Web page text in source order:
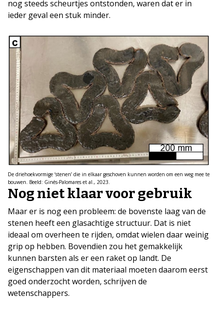
nog steeds scheurtjes ontstonden, waren dat er in
ieder geval een stuk minder.
De driehoekvormige ‘stenen’ die in elkaar geschoven kunnen worden om een weg mee te
bouwen. Beeld: Ginés‑Palomares et al., 2023.
Nog niet klaar voor gebruik
Maar er is nog een probleem: de bovenste laag van de
stenen heeft een glasachtige structuur. Dat is niet
ideaal om overheen te rijden, omdat wielen daar weinig
grip op hebben. Bovendien zou het gemakkelijk
kunnen barsten als er een raket op landt. De
eigenschappen van dit materiaal moeten daarom eerst
goed onderzocht worden, schrijven de
wetenschappers.